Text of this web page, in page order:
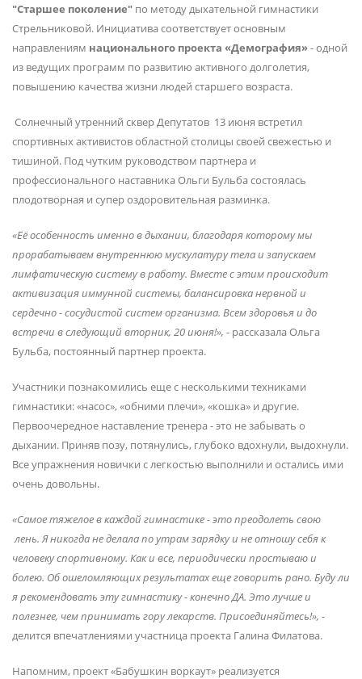
"Старшее поколение" по методу дыхательной гимнастики
Стрельниковой. Инициатива соответствует основным
направлениям национального проекта «Демография»- одной
из ведущих программ по развитию активного долголетия,
повышению качества жизни людей старшего возраста.
Солнечный утренний сквер Депутатов 13 июня встретил
спортивных активистов областной столицы своей свежестью и
тишиной. Под чутким руководством партнера и
профессионального наставника Ольги Бульба состоялась
плодотворная и супер оздоровительная разминка.
«Её особенность именно в дыхании, благодаря которому мы
прорабатываем внутреннюю мускулатуру тела и запускаем
лимфатическую систему в работу. Вместе с этим происходит
активизация иммунной системы, балансировка нервной и
сердечно - сосудистой систем организма. Всем здоровья и до
встречи в следующий вторник, 20 июня!», - рассказала Ольга
Бульба, постоянный партнер проекта.
Участники познакомились еще с несколькими техниками
гимнастики: «насос», «обними плечи», «кошка» и другие.
Первоочередное наставление тренера - это не забывать о
дыхании. Приняв позу, потянулись, глубоко вдохнули, выдохнули.
Все упражнения новички с легкостью выполнили и остались ими
очень довольны.
«Самое тяжелое в каждой гимнастике - это преодолеть свою
лень. Я никогда не делала по утрам зарядку и не отношу себя к
человеку спортивному. Как и все, периодически простываю и
болею. Об ошеломляющих результатах еще говорить рано. Буду ли
я рекомендовать эту гимнастику - конечно ДА. Это лучше и
полезнее, чем принимать гору лекарств. Присоединяйтесь!», -
делится впечатлениями участница проекта Галина Филатова.
Напомним, проект «Бабушкин воркаут» реализуется